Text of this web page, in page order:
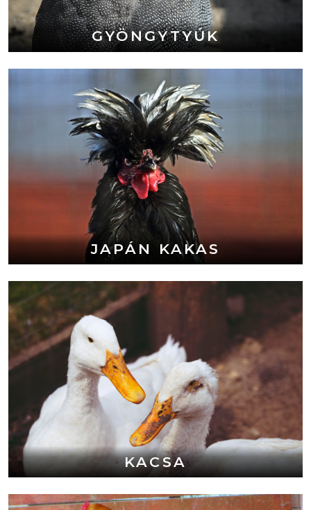
GYÖNGYTYÚK
JAPÁN KAKAS
KACSA